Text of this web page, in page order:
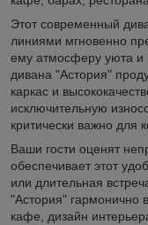
Этот современный
линиями мгновенно
ему атмосферу уюта и
дивана "Астория"
каркас и
исключительную
критически важно для
Ваши гости оценят
обеспечивает этот
или длительная
"Астория" гармонично
кафе, дизайн